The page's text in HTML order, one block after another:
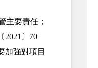
要責任；
2021〕70
加強對項目